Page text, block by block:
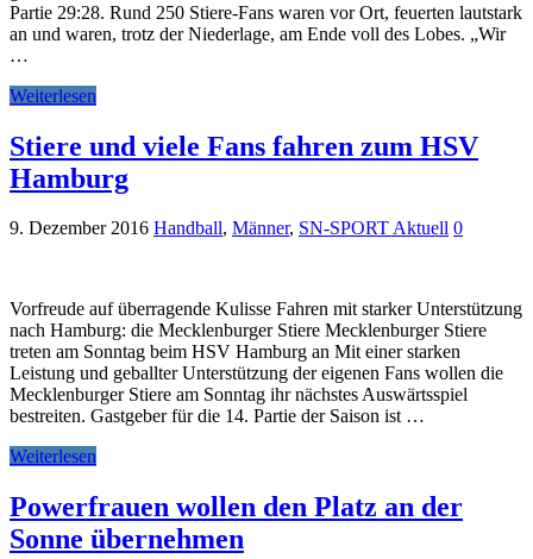
Partie 29:28. Rund 250 Stiere-Fans waren vor Ort, feuerten lautstark
an und waren, trotz der Niederlage, am Ende voll des Lobes. „Wir
…
Weiterlesen
Stiere und viele Fans fahren zum HSV
Hamburg
9. Dezember 2016 Handball, Männer, SN-SPORT Aktuell 0
Vorfreude auf überragende Kulisse Fahren mit starker Unterstützung
nach Hamburg: die Mecklenburger Stiere Mecklenburger Stiere
treten am Sonntag beim HSV Hamburg an Mit einer starken
Leistung und geballter Unterstützung der eigenen Fans wollen die
Mecklenburger Stiere am Sonntag ihr nächstes Auswärtsspiel
bestreiten. Gastgeber für die 14. Partie der Saison ist …
Weiterlesen
Powerfrauen wollen den Platz an der
Sonne übernehmen